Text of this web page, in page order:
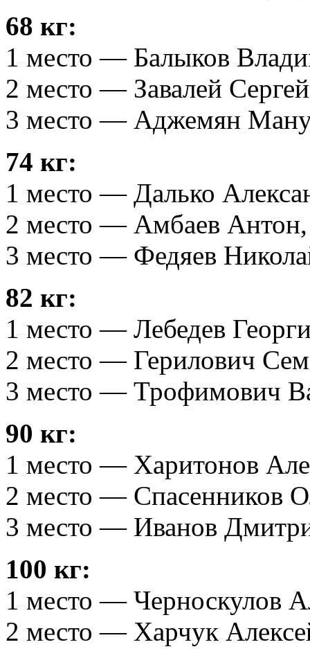
68 кг:
1 место — Балыков
2 место — Завалей
3 место — Аджемян
74 кг:
1 место — Далько
2 место — Амбаев Антон,
3 место — Федяев
82 кг:
1 место — Лебедев
2 место — Герилович
3 место — Трофимович
90 кг:
1 место — Харитонов
2 место — Спасенников
3 место — Иванов
100 кг:
1 место — Черноскулов
2 место — Харчук